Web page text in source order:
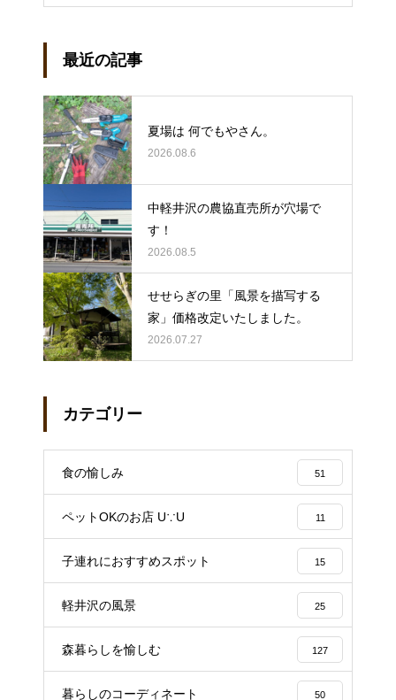
最近の記事
夏場は 何でもやさん。
2026.08.6
中軽井沢の農協直売所が穴場で
す！
2026.08.5
せせらぎの里「風景を描写する
家」価格改定いたしました。
2026.07.27
カテゴリー
食の愉しみ 51
ペットOKのお店 U∵U 11
子連れにおすすめスポット 15
軽井沢の風景 25
森暮らしを愉しむ 127
暮らしのコーディネート 50